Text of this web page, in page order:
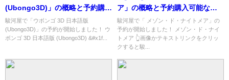
(Ubongo3D)」の概略と予約購入
可能なショップ紹介！
駿河屋で「ウボンゴ 3D 日本語版
(Ubongo3D)」の予約が開始しました！ ウ
ボンゴ 3D 日本語版 (Ubongo3D) &#x1f...
ア」の概略と予約購入可能なシ
ョップ紹介！
駿河屋で「 メゾン・ド・ナイトメア」の
予約が開始しました！ メゾン・ド・ナイ
トメア 👆画像かテキストリンクをクリッ
クすると駿...